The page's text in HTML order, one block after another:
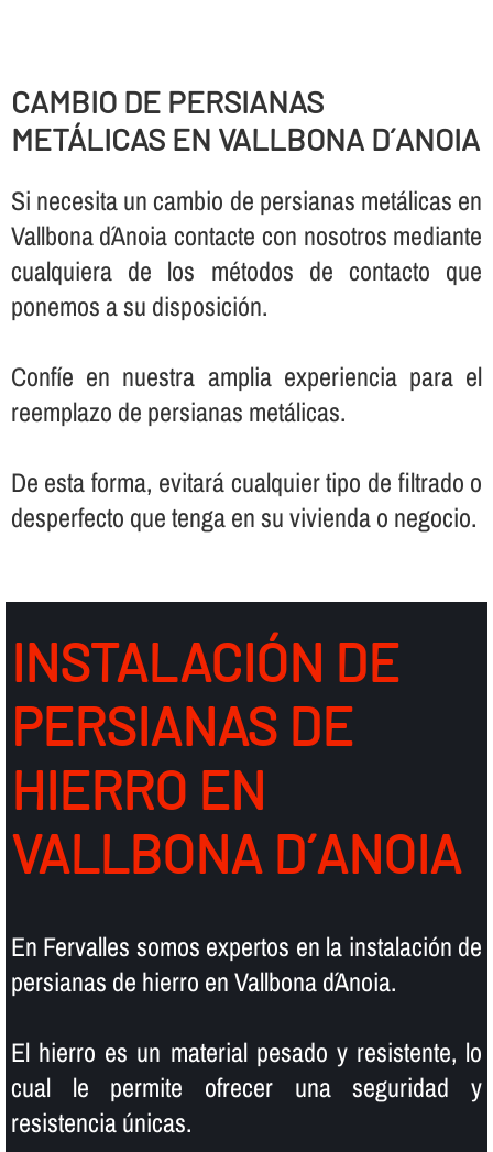
CAMBIO DE PERSIANAS
METÁLICAS EN VALLBONA D´ANOIA
Si necesita un cambio de persianas metálicas en
Vallbona d´Anoia contacte con nosotros mediante
cualquiera de los métodos de contacto que
ponemos a su disposición.
Confí­e en nuestra amplia experiencia para el
reemplazo de persianas metálicas.
De esta forma, evitará cualquier tipo de filtrado o
desperfecto que tenga en su vivienda o negocio.
INSTALACIÓN DE
PERSIANAS DE
HIERRO EN
VALLBONA D´ANOIA
En Fervalles somos expertos en la instalación de
persianas de hierro en Vallbona d´Anoia.
El hierro es un material pesado y resistente, lo
cual le permite ofrecer una seguridad y
resistencia únicas.